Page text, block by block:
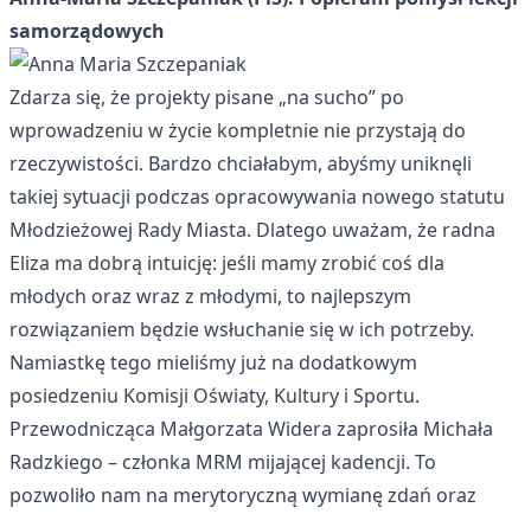
samorządowych
Zdarza się, że projekty pisane „na sucho” po
wprowadzeniu w życie kompletnie nie przystają do
rzeczywistości. Bardzo chciałabym, abyśmy uniknęli
takiej sytuacji podczas opracowywania nowego statutu
Młodzieżowej Rady Miasta. Dlatego uważam, że radna
Eliza ma dobrą intuicję: jeśli mamy zrobić coś dla
młodych oraz wraz z młodymi, to najlepszym
rozwiązaniem będzie wsłuchanie się w ich potrzeby.
Namiastkę tego mieliśmy już na dodatkowym
posiedzeniu Komisji Oświaty, Kultury i Sportu.
Przewodnicząca Małgorzata Widera zaprosiła Michała
Radzkiego – członka MRM mijającej kadencji. To
pozwoliło nam na merytoryczną wymianę zdań oraz